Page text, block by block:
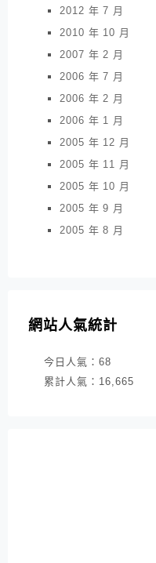
2012 年 7 月
2010 年 10 月
2007 年 2 月
2006 年 7 月
2006 年 2 月
2006 年 1 月
2005 年 12 月
2005 年 11 月
2005 年 10 月
2005 年 9 月
2005 年 8 月
網站人氣統計
今日人氣： 68
累計人氣： 16,665